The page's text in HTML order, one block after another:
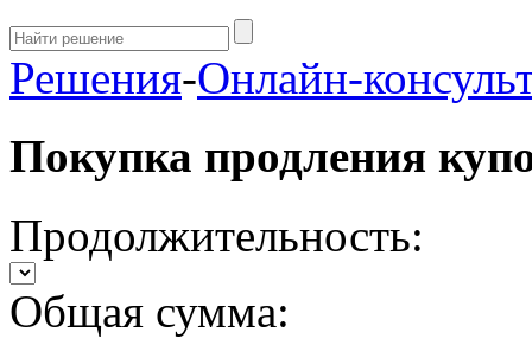
Решения-Онлайн-
Покупка продления
Продолжительность:
Общая сумма: